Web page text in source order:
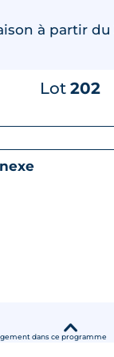
dans ce programme
à partir du
Lot 202
▾